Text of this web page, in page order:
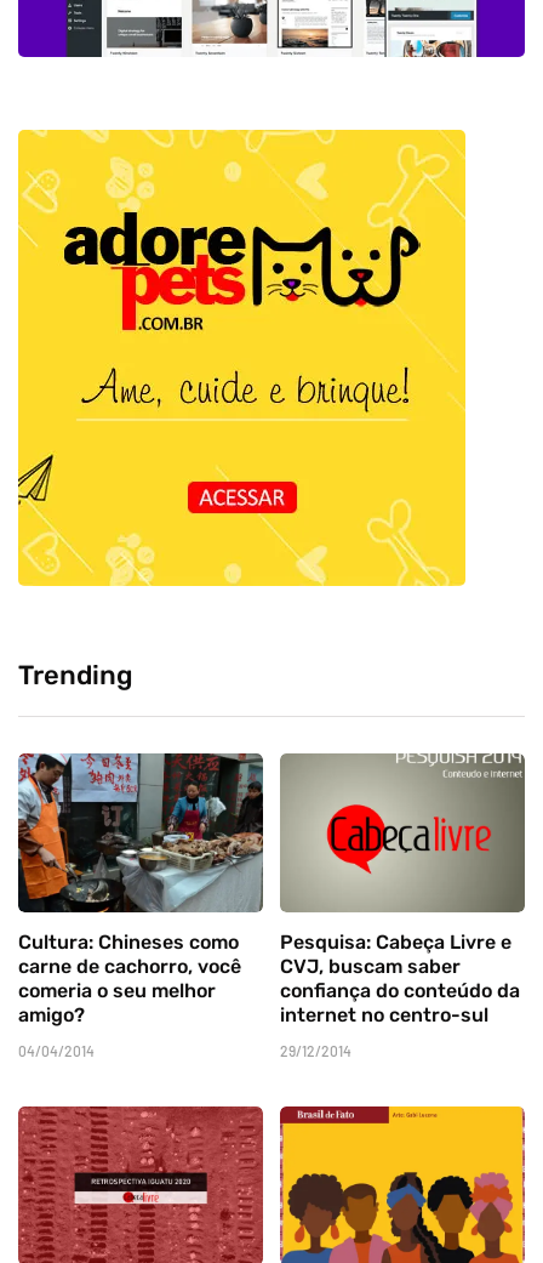
Trending
Cultura: Chineses como
carne de cachorro, você
comeria o seu melhor
amigo?
04/04/2014
Pesquisa: Cabeça Livre e
CVJ, buscam saber
confiança do conteúdo da
internet no centro-sul
29/12/2014